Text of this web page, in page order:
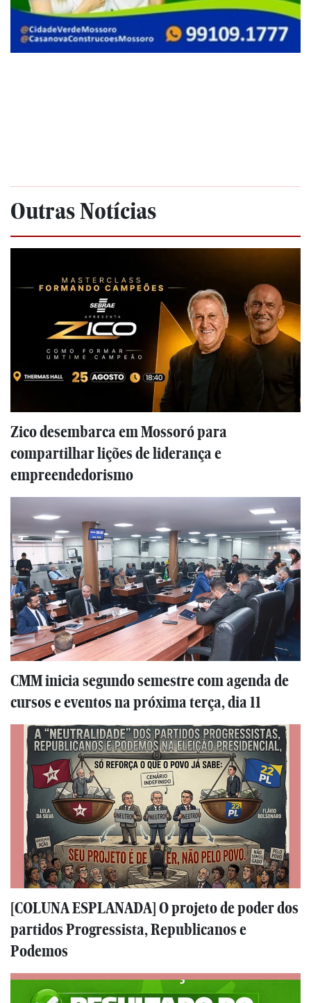
Outras Notícias
Zico desembarca em Mossoró para
compartilhar lições de liderança e
empreendedorismo
CMM inicia segundo semestre com agenda de
cursos e eventos na próxima terça, dia 11
[COLUNA ESPLANADA] O projeto de poder dos
partidos Progressista, Republicanos e
Podemos